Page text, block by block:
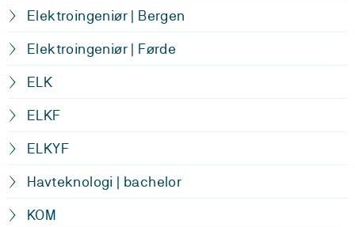
Elektroingeniør | Bergen
Elektroingeniør | Førde
ELK
ELKF
ELKYF
Havteknologi | bachelor
KOM